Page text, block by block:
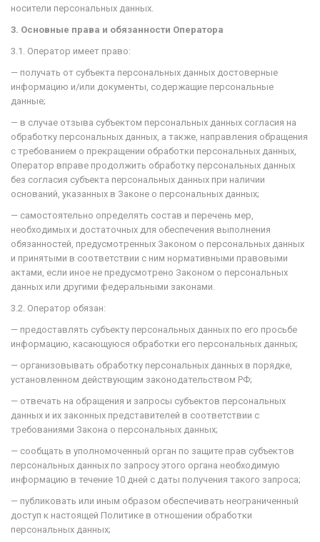
носители персональных данных.
3. Основные права и обязанности Оператора
3.1. Оператор имеет право:
— получать от субъекта персональных данных достоверные
информацию и/или документы, содержащие персональные
данные;
— в случае отзыва субъектом персональных данных согласия на
обработку персональных данных, а также, направления обращения
с требованием о прекращении обработки персональных данных,
Оператор вправе продолжить обработку персональных данных
без согласия субъекта персональных данных при наличии
оснований, указанных в Законе о персональных данных;
— самостоятельно определять состав и перечень мер,
необходимых и достаточных для обеспечения выполнения
обязанностей, предусмотренных Законом о персональных данных
и принятыми в соответствии с ним нормативными правовыми
актами, если иное не предусмотрено Законом о персональных
данных или другими федеральными законами.
3.2. Оператор обязан:
— предоставлять субъекту персональных данных по его просьбе
информацию, касающуюся обработки его персональных данных;
— организовывать обработку персональных данных в порядке,
установленном действующим законодательством РФ;
— отвечать на обращения и запросы субъектов персональных
данных и их законных представителей в соответствии с
требованиями Закона о персональных данных;
— сообщать в уполномоченный орган по защите прав субъектов
персональных данных по запросу этого органа необходимую
информацию в течение 10 дней с даты получения такого запроса;
— публиковать или иным образом обеспечивать неограниченный
доступ к настоящей Политике в отношении обработки
персональных данных;